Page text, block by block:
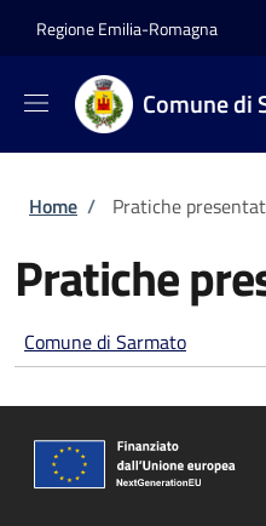
Regione Emilia-Romagna
Comune di
Briciole di
Home / Pratiche
Pratiche
Comune di Sarmato